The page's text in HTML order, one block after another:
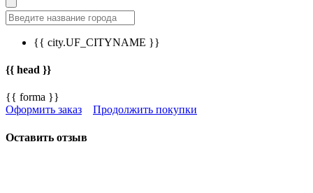
{{ city.UF_CITYNAME }}
{{ head }}
{{ forma }}
Оформить заказ
Продолжить покупки
Оставить отзыв